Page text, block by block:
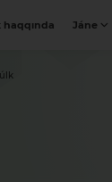
haqqında Jáne